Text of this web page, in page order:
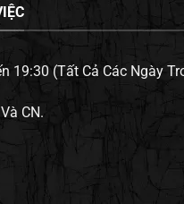
19:30 (Tất Cả Các Ngày
CN.